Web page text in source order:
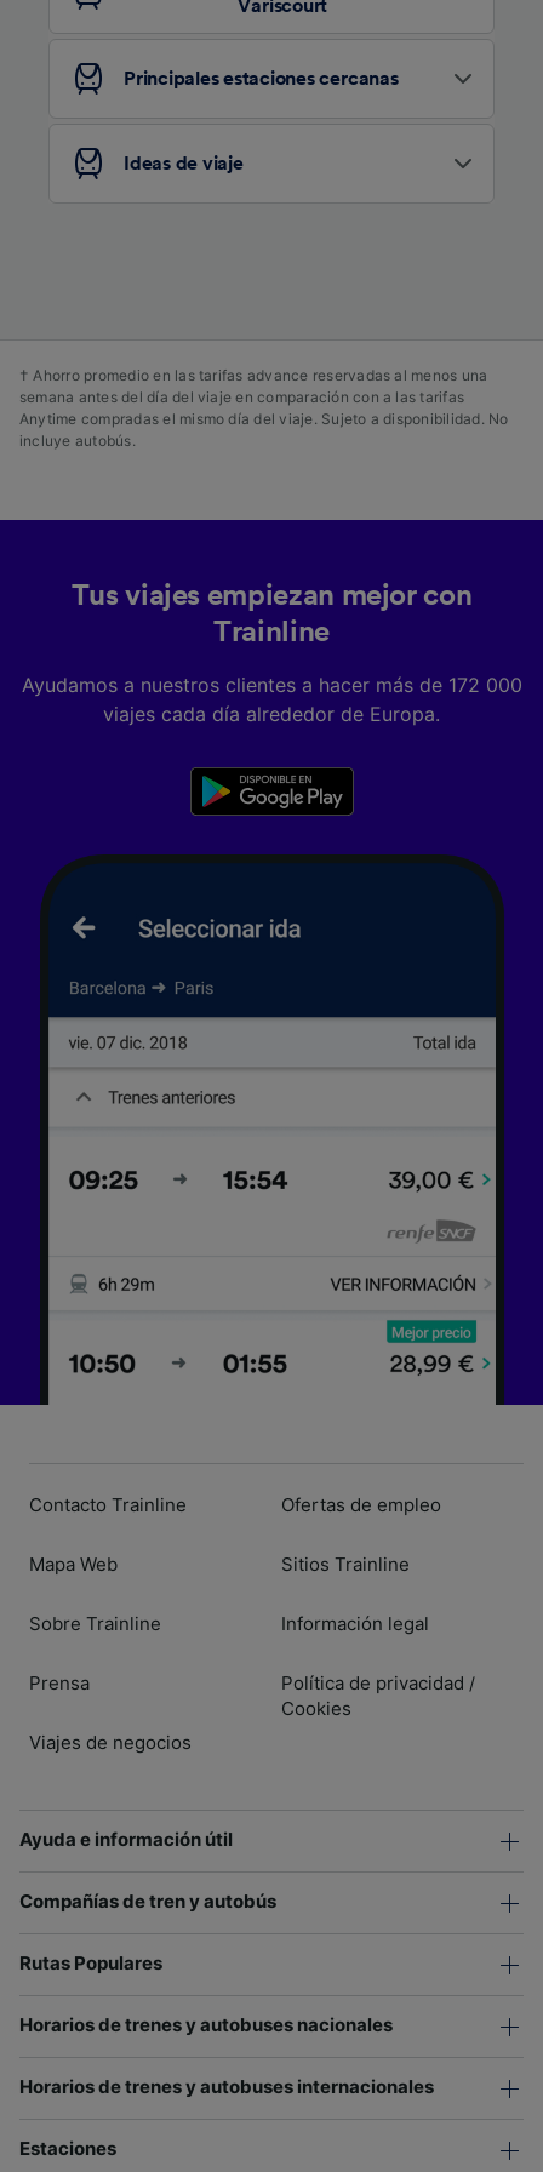
Variscourt
Principales estaciones cercanas
Ideas de viaje
† Ahorro promedio en las tarifas advance reservadas al menos una
semana antes del día del viaje en comparación con a las tarifas
Anytime compradas el mismo día del viaje. Sujeto a disponibilidad. No
incluye autobús.
Tus viajes empiezan mejor con
Trainline
Ayudamos a nuestros clientes a hacer más de 172 000
viajes cada día alrededor de Europa.
Contacto Trainline
Mapa Web
Sobre Trainline
Prensa
Viajes de negocios
Ofertas de empleo
Sitios Trainline
Información legal
Política de privacidad /
Cookies
Ayuda e información útil
Compañías de tren y autobús
Rutas Populares
Horarios de trenes y autobuses nacionales
Horarios de trenes y autobuses internacionales
Estaciones
contenido personalizados, medición de
publicidad y contenido, investigación de
audiencia y desarrollo de servicios.